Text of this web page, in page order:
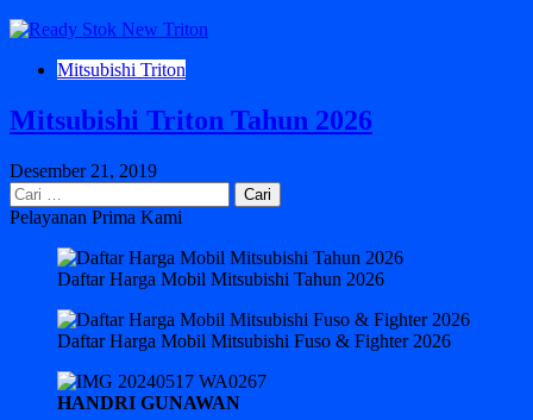
Mitsubishi Triton
Mitsubishi Triton Tahun 2026
Desember 21, 2019
Cari
untuk:
Pelayanan Prima Kami
Daftar Harga Mobil Mitsubishi Tahun 2026
Daftar Harga Mobil Mitsubishi Fuso & Fighter 2026
HANDRI GUNAWAN